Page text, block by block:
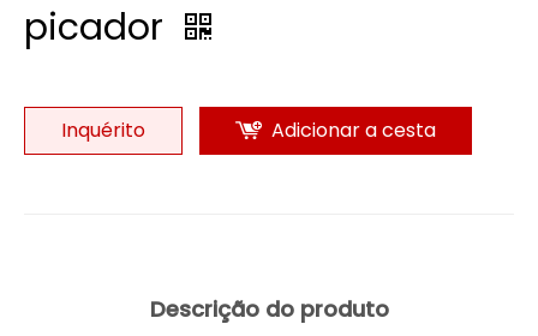
picador
Inquérito Adicionar a cesta
Descrição do produto